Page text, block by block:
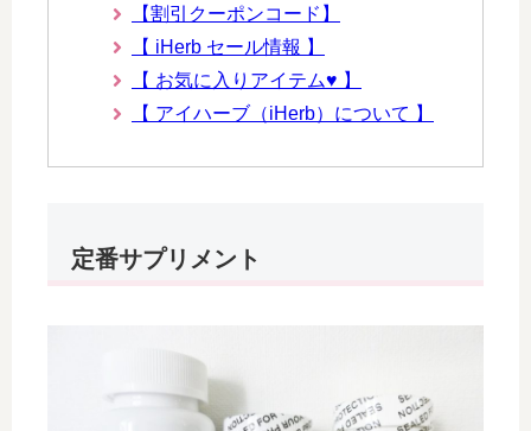
【割引クーポンコード】
【 iHerb セール情報 】
【 お気に入りアイテム♥ 】
【 アイハーブ（iHerb）について 】
定番サプリメント